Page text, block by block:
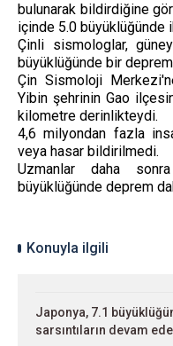
bulunarak bildirdiğine
içinde 5.0 büyüklüğünde
Çinli sismologlar,
büyüklüğünde bir
Çin Sismoloji
Yibin şehrinin Gao
kilometre derinlikteydi.
4,6 milyondan fazla
veya hasar bildirilmedi.
Uzmanlar daha
büyüklüğünde deprem
Konuyla ilgili
Japonya, 7.1
sarsıntıların devam